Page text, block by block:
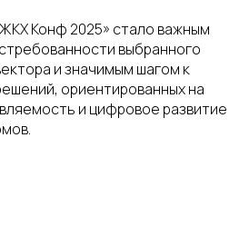
Конф 2025» стало важным
выбранного
и значимым шагом к
ориентированных на
и цифровое развитие